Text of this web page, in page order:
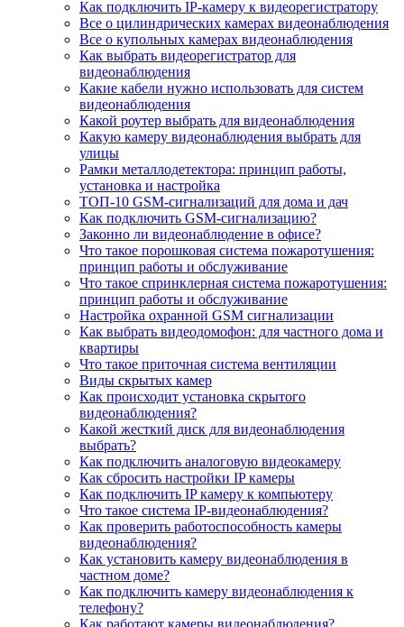
Как подключить IP-камеру к видеорегистратору
Все о цилиндрических камерах видеонаблюдения
Все о купольных камерах видеонаблюдения
Как выбрать видеорегистратор для
видеонаблюдения
Какие кабели нужно использовать для систем
видеонаблюдения
Какой роутер выбрать для видеонаблюдения
Какую камеру видеонаблюдения выбрать для
улицы
Рамки металлодетектора: принцип работы,
установка и настройка
ТОП-10 GSM-сигнализаций для дома и дач
Как подключить GSM-сигнализацию?
Законно ли видеонаблюдение в офисе?
Что такое порошковая система пожаротушения:
принцип работы и обслуживание
Что такое спринклерная система пожаротушения:
принцип работы и обслуживание
Настройка охранной GSM сигнализации
Как выбрать видеодомофон: для частного дома и
квартиры
Что такое приточная система вентиляции
Виды скрытых камер
Как происходит установка скрытого
видеонаблюдения?
Какой жесткий диск для видеонаблюдения
выбрать?
Как подключить аналоговую видеокамеру
Как сбросить настройки IP камеры
Как подключить IP камеру к компьютеру
Что такое система IP-видеонаблюдения?
Как проверить работоспособность камеры
видеонаблюдения?
Как установить камеру видеонаблюдения в
частном доме?
Как подключить камеру видеонаблюдения к
телефону?
Как работают камеры видеонаблюдения?